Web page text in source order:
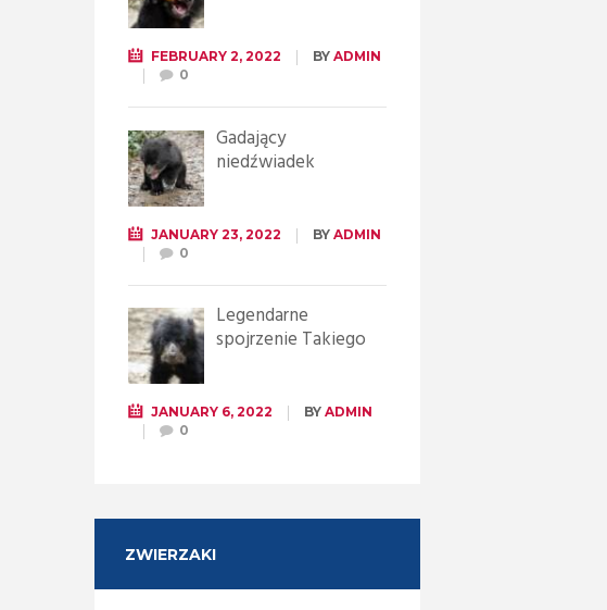
FEBRUARY 2, 2022 BY ADMIN
0
Gadający
niedźwiadek
JANUARY 23, 2022 BY ADMIN
0
Legendarne
spojrzenie Takiego
JANUARY 6, 2022 BY ADMIN
0
ZWIERZAKI